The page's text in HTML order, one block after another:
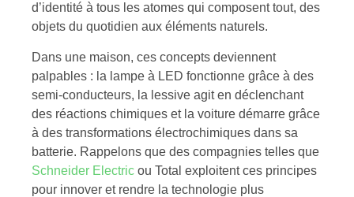
d’identité à tous les atomes qui composent tout, des
objets du quotidien aux éléments naturels.
Dans une maison, ces concepts deviennent
palpables : la lampe à LED fonctionne grâce à des
semi-conducteurs, la lessive agit en déclenchant
des réactions chimiques et la voiture démarre grâce
à des transformations électrochimiques dans sa
batterie. Rappelons que des compagnies telles que
Schneider Electric ou Total exploitent ces principes
pour innover et rendre la technologie plus